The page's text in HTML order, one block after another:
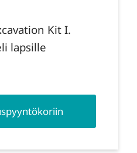
Kit I.
lapsille